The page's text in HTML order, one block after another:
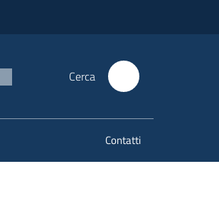
Cerca
Contatti